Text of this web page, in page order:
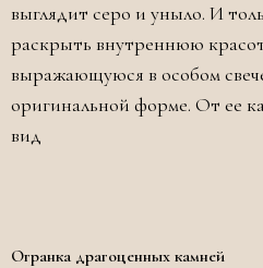
выглядит серо и уныло. И
раскрыть внутреннюю
выражающуюся в особом
оригинальной форме. От ее
вид
Огранка драгоценных камней